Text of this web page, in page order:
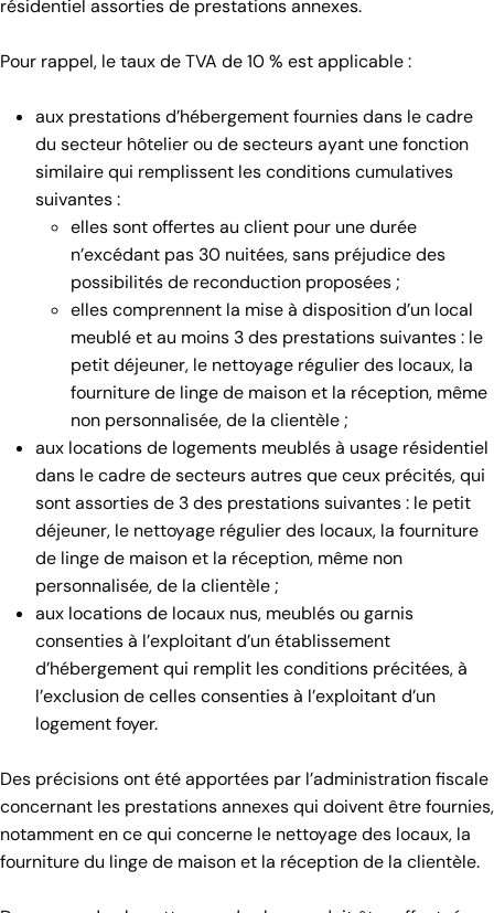
résidentiel assorties de prestations annexes.
Pour rappel, le taux de TVA de 10 % est applicable :
aux prestations d’hébergement fournies dans le cadre
du secteur hôtelier ou de secteurs ayant une fonction
similaire qui remplissent les conditions cumulatives
suivantes :
elles sont offertes au client pour une durée
n’excédant pas 30 nuitées, sans préjudice des
possibilités de reconduction proposées ;
elles comprennent la mise à disposition d’un local
meublé et au moins 3 des prestations suivantes : le
petit déjeuner, le nettoyage régulier des locaux, la
fourniture de linge de maison et la réception, même
non personnalisée, de la clientèle ;
aux locations de logements meublés à usage résidentiel
dans le cadre de secteurs autres que ceux précités, qui
sont assorties de 3 des prestations suivantes : le petit
déjeuner, le nettoyage régulier des locaux, la fourniture
de linge de maison et la réception, même non
personnalisée, de la clientèle ;
aux locations de locaux nus, meublés ou garnis
consenties à l’exploitant d’un établissement
d’hébergement qui remplit les conditions précitées, à
l’exclusion de celles consenties à l’exploitant d’un
logement foyer.
Des précisions ont été apportées par l’administration fiscale
concernant les prestations annexes qui doivent être fournies,
notamment en ce qui concerne le nettoyage des locaux, la
fourniture du linge de maison et la réception de la clientèle.